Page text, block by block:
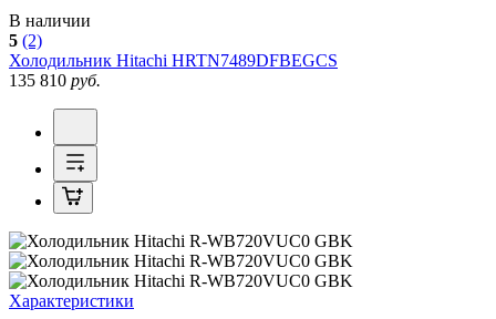
В наличии
5 (2)
Холодильник Hitachi HRTN7489DFBEGCS
135 810 руб.
Характеристики